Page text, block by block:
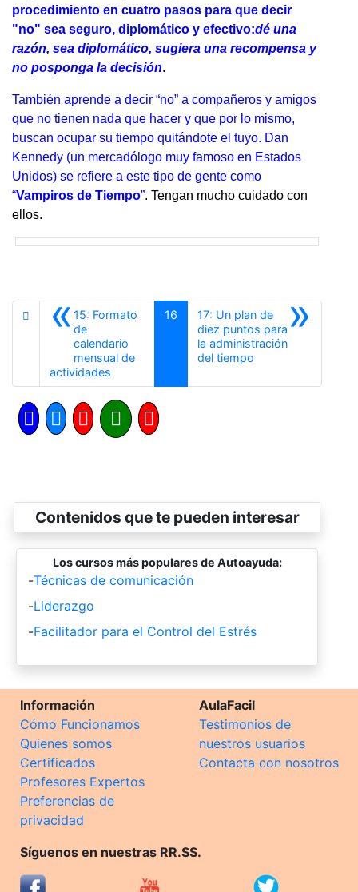
procedimiento en cuatro pasos para que decir
"no" sea seguro, diplomático y efectivo:dé una
razón, sea diplomático, sugiera una recompensa y
no posponga la decisión.
También aprende a decir “no” a compañeros y amigos
que no tienen nada que hacer y que por lo mismo,
buscan ocupar su tiempo quitándote el tuyo. Dan
Kennedy (un mercadólogo muy famoso en Estados
Unidos) se refiere a este tipo de gente como
“Vampiros de Tiempo”. Tengan mucho cuidado con
ellos.
«15: Formato
de
calendario
mensual de
actividades
16 »
17: Un plan de
diez puntos para
la administración
del tiempoSiguiente
Contenidos que te pueden interesar
Los cursos más populares de Autoayuda:
-Técnicas de comunicación
-Liderazgo
-Facilitador para el Control del Estrés
Información
Cómo Funcionamos
Quienes somos
Certificados
Profesores Expertos
Preferencias de
privacidad
AulaFacil
Testimonios de
nuestros usuarios
Contacta con nosotros
Síguenos en nuestras RR.SS.